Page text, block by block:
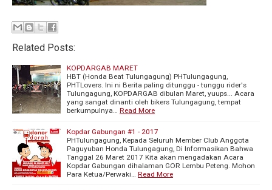
Related Posts:
KOPDARGAB MARET
HBT (Honda Beat Tulungagung) PHTulungagung,
PHTLovers. Ini ni Berita paling ditunggu - tunggu rider's
Tulungagung, KOPDARGAB dibulan Maret, yuups... Acara
yang sangat dinanti oleh bikers Tulungagung, tempat
berkumpulnya…
Read More
Kopdar Gabungan #1 - 2017
PHTulungagung, Kepada Seluruh Member Club Anggota
Paguyuban Honda Tulungagung, Di Informasikan Bahwa
Tanggal 26 Maret 2017 Kita akan mengadakan Acara
Kopdar Gabungan dihalaman GOR Lembu Peteng. Mohon
Para Ketua/Perwaki…
Read More